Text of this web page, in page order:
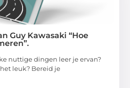
Guy Kawasaki “Hoe
nuttige dingen leer je ervan?
leuk? Bereid je